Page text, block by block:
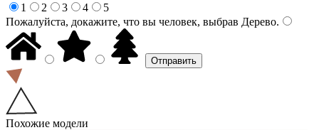
1
2 3 4
5
Пожалуйста, докажите, что вы человек, выбрав Дерево.
Похожие модели